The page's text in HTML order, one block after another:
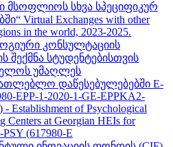
მსოფლიოს სხვა სპეციფიკურ
Virtual Exchanges with other
in the world, 2023-2025.
კონსულტაციის
შექმნა სტუდენტებისთვის
უმაღლეს
დაწესებულებებში E-
EPP-1-2020-1-GE-EPPKA2-
- Establishment of Psychological
Centers at Georgian HEIs for
PSY (617980-E